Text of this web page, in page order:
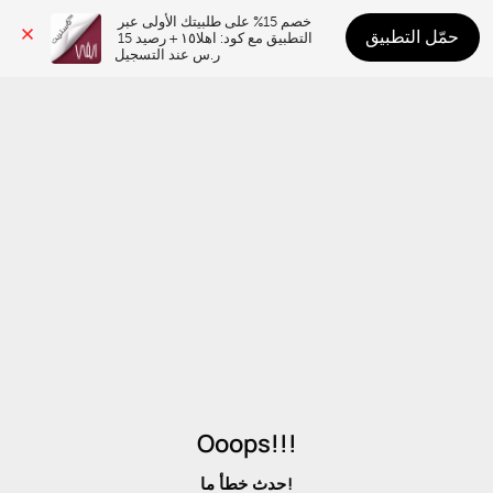
ر.س عند التسجيل
حمّل التطبيق
Ooops!!!
حدث خطأ ما!